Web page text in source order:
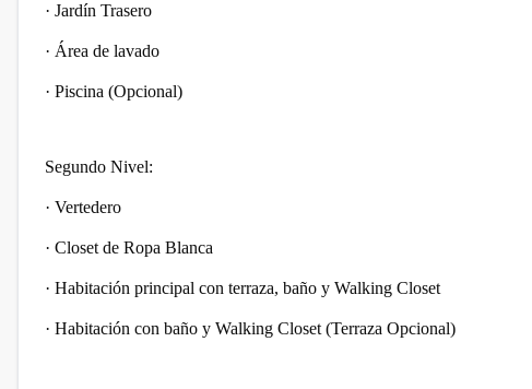
· Jardín Trasero
· Área de lavado
· Piscina (Opcional)
Segundo Nivel:
· Vertedero
· Closet de Ropa Blanca
· Habitación principal con terraza, baño y Walking Closet
· Habitación con baño y Walking Closet (Terraza Opcional)